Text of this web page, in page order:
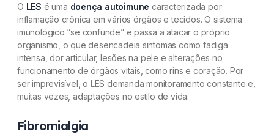
O LES é uma doença autoimune caracterizada por
inflamação crônica em vários órgãos e tecidos. O sistema
imunológico “se confunde” e passa a atacar o próprio
organismo, o que desencadeia sintomas como fadiga
intensa, dor articular, lesões na pele e alterações no
funcionamento de órgãos vitais, como rins e coração. Por
ser imprevisível, o LES demanda monitoramento constante e,
muitas vezes, adaptações no estilo de vida.
Fibromialgia